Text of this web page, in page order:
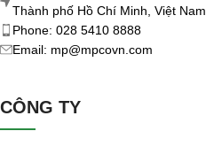
Thành phố Hồ Chí Minh, Việt Nam
Phone: 028 5410 8888
Email: mp@mpcovn.com
CÔNG TY